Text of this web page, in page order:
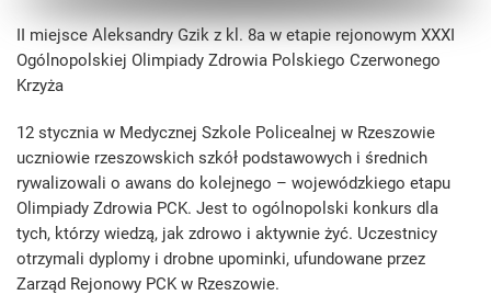
II miejsce Aleksandry Gzik z kl. 8a w etapie rejonowym XXXI
Ogólnopolskiej Olimpiady Zdrowia Polskiego Czerwonego
Krzyża
12 stycznia w Medycznej Szkole Policealnej w Rzeszowie
uczniowie rzeszowskich szkół podstawowych i średnich
rywalizowali o awans do kolejnego – wojewódzkiego etapu
Olimpiady Zdrowia PCK. Jest to ogólnopolski konkurs dla
tych, którzy wiedzą, jak zdrowo i aktywnie żyć. Uczestnicy
otrzymali dyplomy i drobne upominki, ufundowane przez
Zarząd Rejonowy PCK w Rzeszowie.